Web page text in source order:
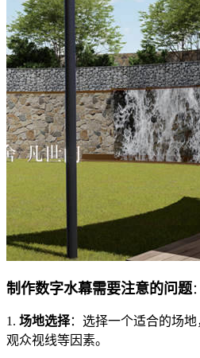
制作数字水幕需要注意的问题：
1. 场地选择：选择一个适合的场地
观众视线等因素。